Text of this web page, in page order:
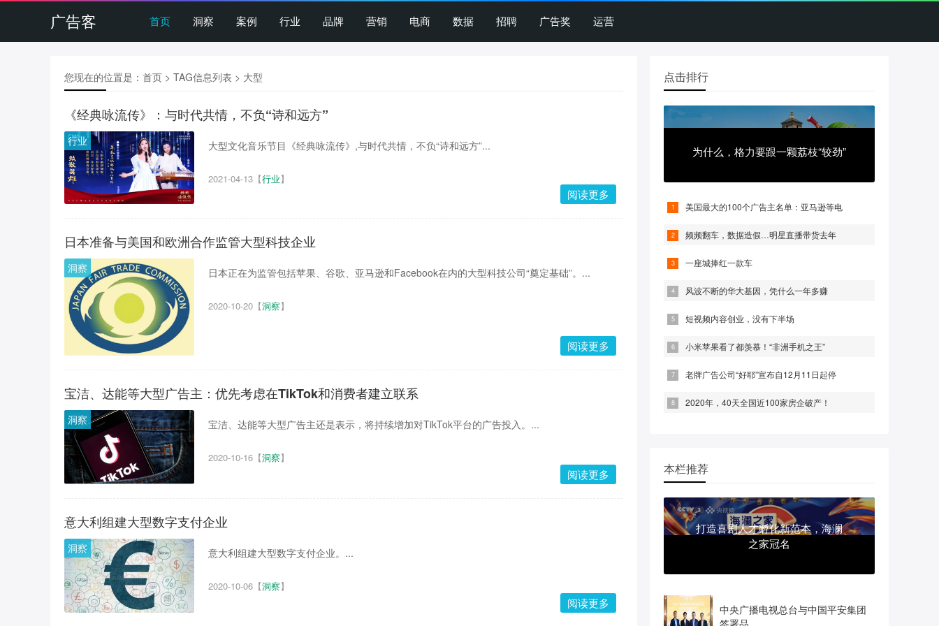
广告客 首页 洞察 案例 行业 品牌 营销 电商 数据 招聘 广告奖 运营
您现在的位置是： 首页 > TAG信息列表 > 大型
《经典咏流传》：与时代共情，不负“诗和远方”
行业 大型文化音乐节目《经典咏流传》,与时代共情，不负“诗和远方”...
2021-04-13【行业】
阅读更多
日本准备与美国和欧洲合作监管大型科技企业
洞察 日本正在为监管包括苹果、谷歌、亚马逊和Facebook在内的大型科技公司“奠定基础”。...
2020-10-20【洞察】
阅读更多
宝洁、达能等大型广告主：优先考虑在TikTok和消费者建立联系
洞察 宝洁、达能等大型广告主还是表示，将持续增加对TikTok平台的广告投入。...
2020-10-16【洞察】
阅读更多
意大利组建大型数字支付企业
洞察 意大利组建大型数字支付企业。...
2020-10-06【洞察】
阅读更多
点击排行
为什么，格力要跟一颗荔枝“较劲”
美国最大的100个广告主名单：亚马逊等电
频频翻车，数据造假…明星直播带货去年
一座城捧红一款车
风波不断的华大基因，凭什么一年多赚
短视频内容创业，没有下半场
小米苹果看了都羡慕！“非洲手机之王”
老牌广告公司“好耶”宣布自12月11日起停
2020年，40天全国近100家房企破产！
本栏推荐
打造喜剧人才孵化新范本，海澜
之家冠名
中央广播电视总台与中国平安集团
签署品